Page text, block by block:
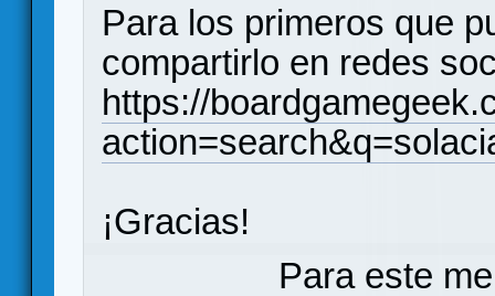
Para los primeros que
compartirlo en redes
https://
¡Gracias!
Para este